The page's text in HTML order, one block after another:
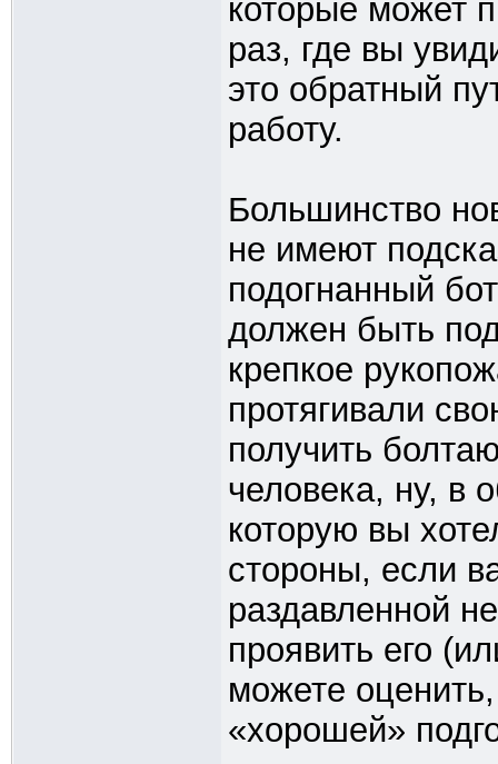
которые может
раз, где вы
это обратный
работу.
Большинство
не имеют
подогнанный
должен быть
крепкое
протягивали
получить
человека, ну, в
которую вы
стороны, если
раздавленной
проявить его
можете
«хорошей»